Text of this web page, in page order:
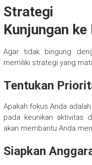
Strategi
Kunjungan
Agar tidak bingung
memiliki strategi yang
Tentukan
Apakah fokus Anda
pada keunikan aktivitas
akan membantu Anda
Siapkan